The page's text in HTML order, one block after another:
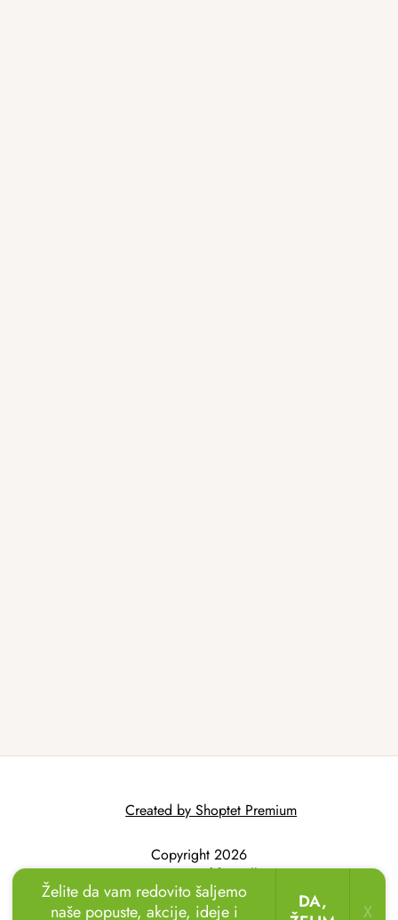
Created by Shoptet Premium
Copyright 2026
AtmoWood.hr. All
rights reserved.
Želite da vam redovito šaljemo
naše popuste, akcije, ideje i
DA,
X